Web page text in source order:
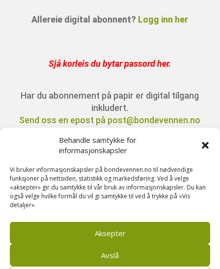
Behandle samtykke for
informasjonskapsler
Vi bruker informasjonskapsler på bondevennen.no til nødvendige
funksjoner på nettsiden, statistikk og markedsføring. Ved å velge
«aksepter» gir du samtykke til vår bruk av informasjonskapsler. Du kan
også velge hvilke formål du vil gi samtykke til ved å trykke på «Vis
detaljer».
Aksepter
Avslå
Allereie digital abonnent? Logg inn her
Sjå korleis du bytar passord her.
Har du abonnement på papir er digital tilgang
inkludert.
Send oss en epost på post@bondevennen.no
Kontakt oss på telefon 51 88 72 61 eller send
ein e-post til